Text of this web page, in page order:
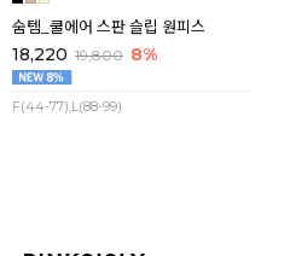
숨템_쿨에어 스판 슬립 원피스
18,220 19,800 8%
F(44-77),L(88-99)